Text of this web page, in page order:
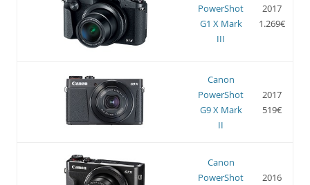
PowerShot
G1 X Mark
III
2017
1.269€
Canon
PowerShot
G9 X Mark
II
2017
519€
Canon
PowerShot
2016